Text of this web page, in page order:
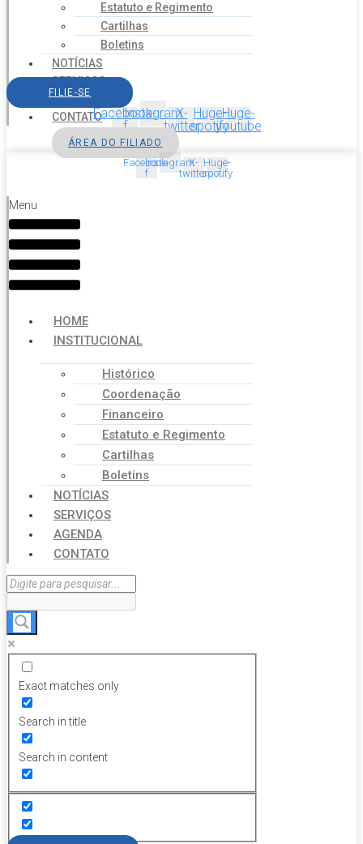
Estatuto e Regimento
Cartilhas
Boletins
NOTÍCIAS
SERVIÇOS
AGENDA
CONTATO
FILIE-SE
Facebook-
f
InstagramX-
twitter
Huge-
spotify
Huge-
youtube
ÁREA DO FILIADO
Facebook-
f
InstagramX-
twitter
Huge-
spotify
Menu
HOME
INSTITUCIONAL
Histórico
Coordenação
Financeiro
Estatuto e Regimento
Cartilhas
Boletins
NOTÍCIAS
SERVIÇOS
AGENDA
CONTATO
Exact matches only
Search in title
Search in content